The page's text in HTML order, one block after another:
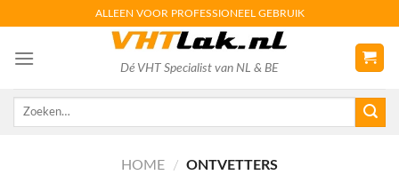
content
ALLEEN VOOR PROFESSIONEEL GEBRUIK
Dé VHT Specialist van NL & BE
Zoeken
HOME / ONTVETTERS